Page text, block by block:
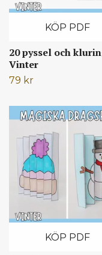
KÖP PDF
20 pyssel och
Vinter
79 kr
KÖP PDF